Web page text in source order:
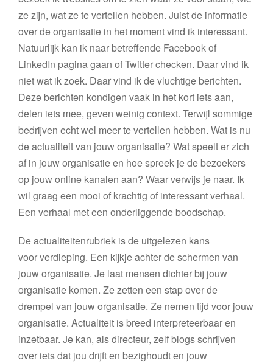
ze zijn, wat ze te vertellen hebben. Juist de informatie
over de organisatie in het moment vind ik interessant.
Natuurlijk kan ik naar betreffende Facebook of
LinkedIn pagina gaan of Twitter checken. Daar vind ik
niet wat ik zoek. Daar vind ik de vluchtige berichten.
Deze berichten kondigen vaak in het kort iets aan,
delen iets mee, geven weinig context. Terwijl sommige
bedrijven echt wel meer te vertellen hebben. Wat is nu
de actualiteit van jouw organisatie? Wat speelt er zich
af in jouw organisatie en hoe spreek je de bezoekers
op jouw online kanalen aan? Waar verwijs je naar. Ik
wil graag een mooi of krachtig of interessant verhaal.
Een verhaal met een onderliggende boodschap.
De actualiteitenrubriek is de uitgelezen kans
voor verdieping. Een kijkje achter de schermen van
jouw organisatie. Je laat mensen dichter bij jouw
organisatie komen. Ze zetten een stap over de
drempel van jouw organisatie. Ze nemen tijd voor jouw
organisatie. Actualiteit is breed interpreteerbaar en
inzetbaar. Je kan, als directeur, zelf blogs schrijven
over iets dat jou drijft en bezighoudt en jouw